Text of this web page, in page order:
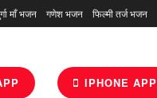
माँ भजन गणेश भजन फिल्मी तर्ज भजन
IPHONE APP